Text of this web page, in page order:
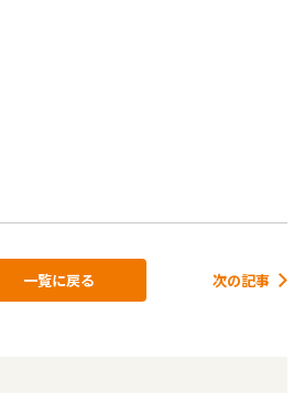
一覧に戻る 次の記事